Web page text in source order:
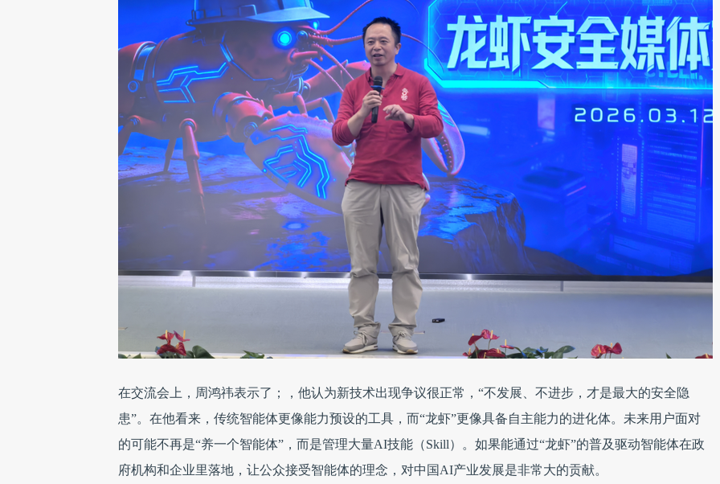
在交流会上，周鸿祎表示了；，他认为新技术出现争议很正常，“不发展、不进步，才是最大的安全隐
患”。在他看来，传统智能体更像能力预设的工具，而“龙虾”更像具备自主能力的进化体。未来用户面对
的可能不再是“养一个智能体”，而是管理大量AI技能（Skill）。如果能通过“龙虾”的普及驱动智能体在政
府机构和企业里落地，让公众接受智能体的理念，对中国AI产业发展是非常大的贡献。